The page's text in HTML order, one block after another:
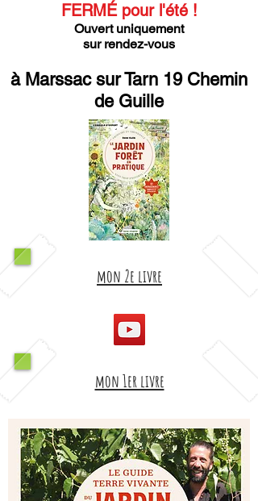
FERMÉ pour l'été!
Ouvert uniquement
sur rendez-vous
à Marssac sur Tarn 19 Chemin
de Guille
mon 2e livre
mon 1er livre